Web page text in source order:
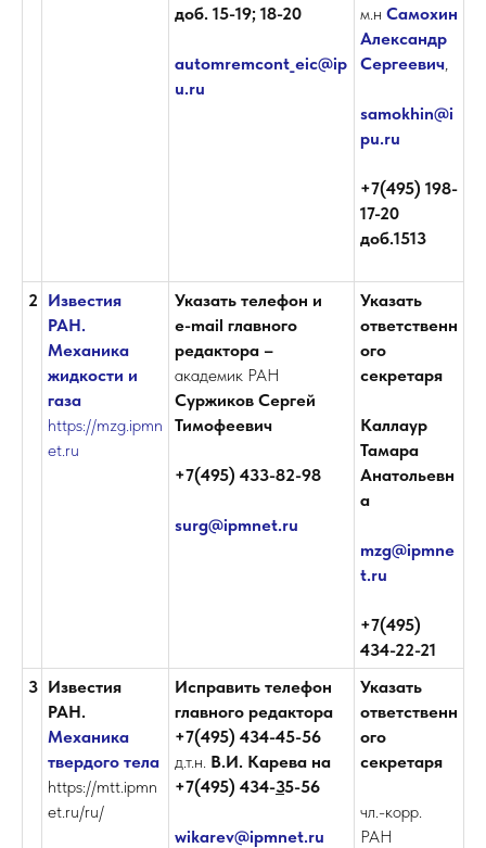
доб. 15-19; 18-20
automremcont_eic@ip
u.ru
м.н Самохин
Александр
Сергеевич,
samokhin@i
pu.ru
+7(495) 198-
17-20
доб.1513
2 Известия
РАН.
Механика
жидкости и
газа
https://mzg.ipmn
et.ru
Указать телефон и
е-mail главного
редактора –
академик РАН
Суржиков Сергей
Тимофеевич
+7(495) 433-82-98
surg@ipmnet.ru
Указать
ответственн
ого
секретаря
Каллаур
Тамара
Анатольевн
а
mzg@ipmne
t.ru
+7(495)
434-22-21
3 Известия
РАН.
Механика
твердого тела
https://mtt.ipmn
et.ru/ru/
Исправить телефон
главного редактора
+7(495) 434-45-56
д.т.н. В.И. Карева на
+7(495) 434-35-56
wikarev@ipmnet.ru
Указать
ответственн
ого
секретаря
чл.-корр.
РАН